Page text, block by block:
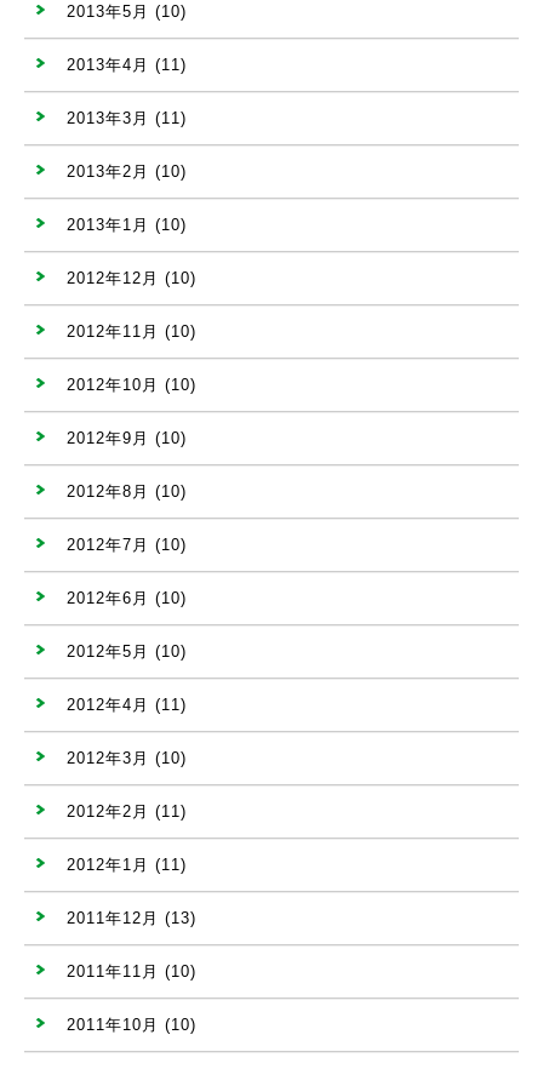
2013年5月 (10)
2013年4月 (11)
2013年3月 (11)
2013年2月 (10)
2013年1月 (10)
2012年12月 (10)
2012年11月 (10)
2012年10月 (10)
2012年9月 (10)
2012年8月 (10)
2012年7月 (10)
2012年6月 (10)
2012年5月 (10)
2012年4月 (11)
2012年3月 (10)
2012年2月 (11)
2012年1月 (11)
2011年12月 (13)
2011年11月 (10)
2011年10月 (10)